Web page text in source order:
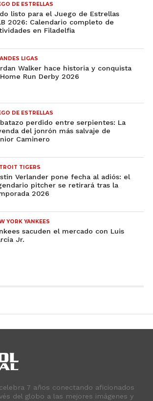
DE ESTRELLAS
listo para el Juego de Estrellas
2026: Calendario completo de
en Filadelfia
LIGAS
Walker hace historia y conquista
Run Derby 2026
DE ESTRELLAS
perdido entre serpientes: La
del jonrón más salvaje de
Caminero
TIGERS
Verlander pone fecha al adiós: el
pitcher se retirará tras la
2026
YORK YANKEES
sacuden el mercado con Luis
Jr.
7 años conectando aficionados
del globo a las mejores imágenes y